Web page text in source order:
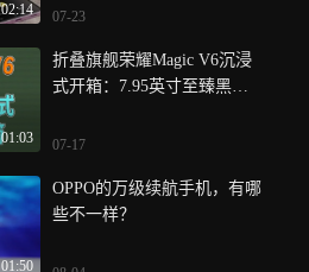
02:14 07-23
01:03
折叠旗舰荣耀Magic V6沉浸
式开箱：7.95英寸至臻黑钻
芯片
07-17
01:50
OPPO的万级续航手机，有哪
些不一样？